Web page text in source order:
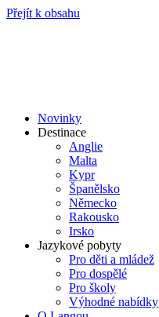
Přejít k obsahu
Novinky
Destinace
Anglie
Malta
Kypr
Španělsko
Německo
Rakousko
Irsko
Jazykové pobyty
Pro děti a mládež
Pro dospělé
Pro školy
Výhodné nabídky